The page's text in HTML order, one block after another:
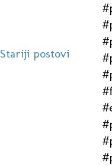
Stariji postovi